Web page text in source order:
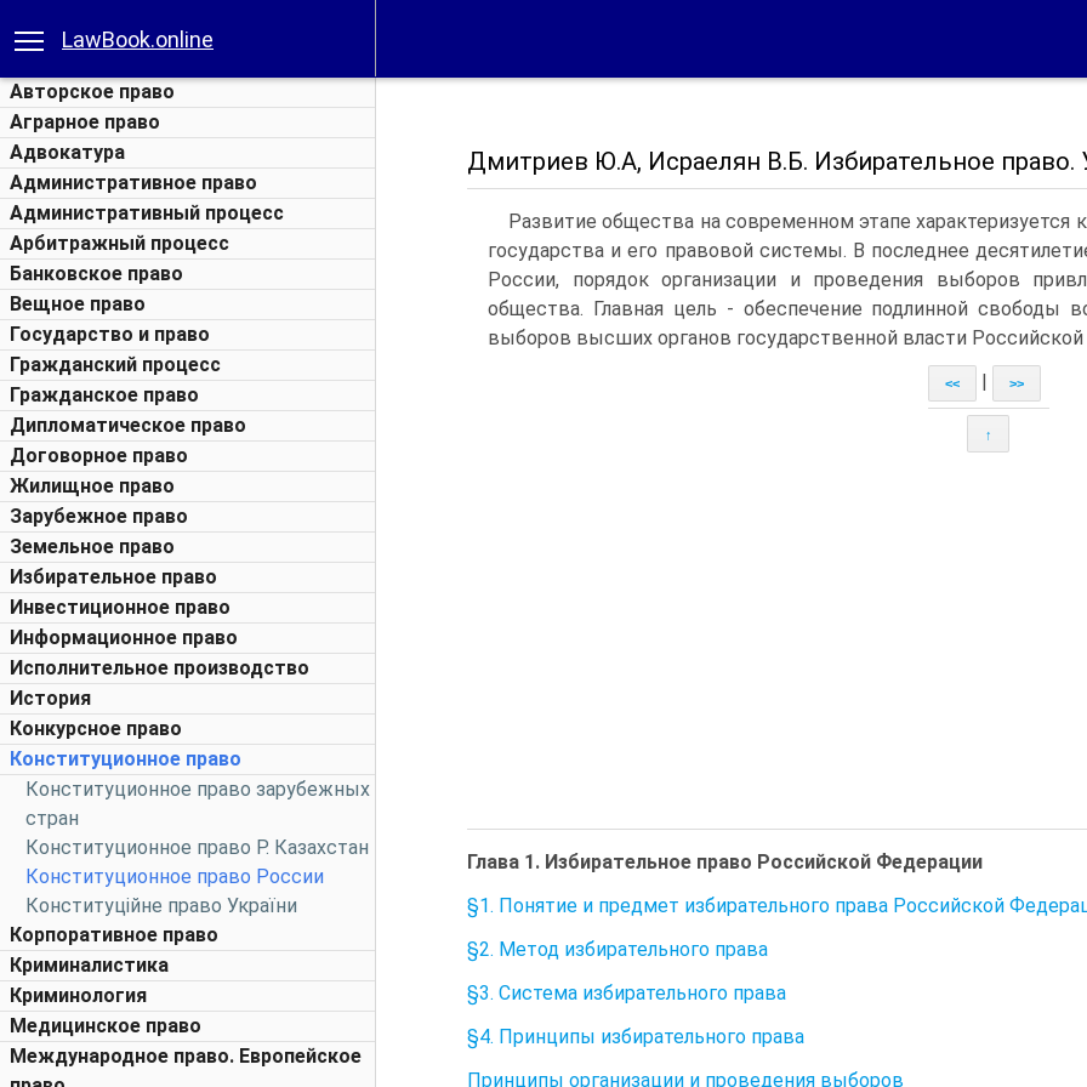
LawBook.online
Авторское право
Аграрное право
Адвокатура
Административное право
Административный процесс
Арбитражный процесс
Банковское право
Вещное право
Государство и право
Гражданский процесс
Гражданское право
Дипломатическое право
Договорное право
Жилищное право
Зарубежное право
Земельное право
Избирательное право
Инвестиционное право
Информационное право
Исполнительное производство
История
Конкурсное право
Конституционное право
Конституционное право зарубежных
стран
Конституционное право Р. Казахстан
Конституционное право России
Конституційне право України
Корпоративное право
Криминалистика
Криминология
Медицинское право
Международное право. Европейское
Дмитриев Ю.А, Исраелян В.Б. Избирательное право.
Развитие общества на современном этапе
государства и его правовой системы. В последнее
России, порядок организации и проведения выборов
общества. Главная цель - обеспечение подлинной свободы
выборов высших органов государственной власти
<< >>
↑
Глава 1. Избирательное право Российской Федерации
§1. Понятие и предмет избирательного права Российской
§2. Метод избирательного права
§3. Система избирательного права
§4. Принципы избирательного права
Принципы организации и проведения выборов